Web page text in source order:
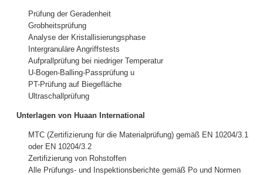
Prüfung der Geradenheit
Grobheitsprüfung
Analyse der Kristallisierungsphase
Intergranuläre Angriffstests
Aufprallprüfung bei niedriger Temperatur
U-Bogen-Balling-Passprüfung u
PT-Prüfung auf Biegefläche
Ultraschallprüfung
Unterlagen von Huaan International
MTC (Zertifizierung für die Materialprüfung) gemäß EN 10204/3.1
oder EN 10204/3.2
Zertifizierung von Rohstoffen
Alle Prüfungs- und Inspektionsberichte gemäß Po und Normen